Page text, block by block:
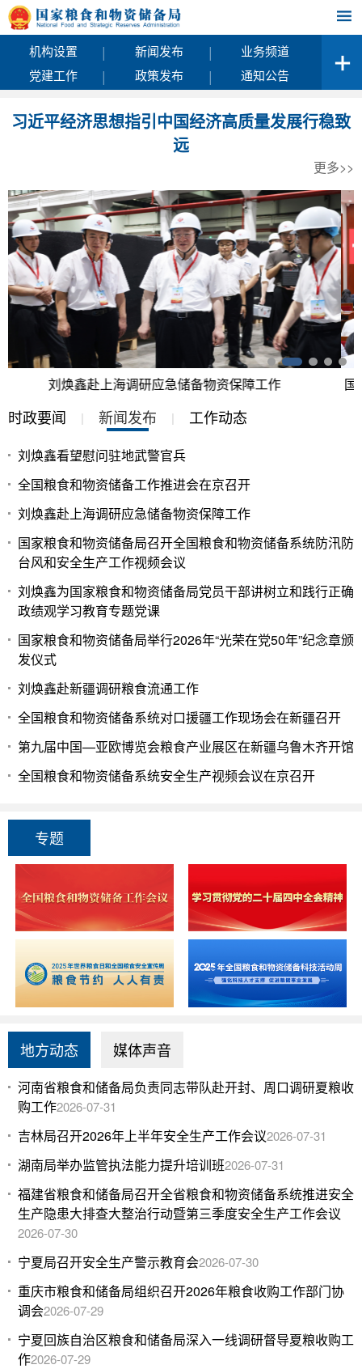
机构设置 | 新闻发布 |
业务频道
党建工作
| 政策发布 | 通知公告
习近平经济思想指引中国经济高质量发展行稳致
远
更多>>
时政要闻 | 新闻发布 | 工作动态
刘焕鑫看望慰问驻地武警官兵
全国粮食和物资储备工作推进会在京召开
刘焕鑫赴上海调研应急储备物资保障工作
国家粮食和物资储备局召开全国粮食和物资储备系统防汛防
台风和安全生产工作视频会议
刘焕鑫为国家粮食和物资储备局党员干部讲树立和践行正确
政绩观学习教育专题党课
国家粮食和物资储备局举行2026年“光荣在党50年”纪念章颁
发仪式
刘焕鑫赴新疆调研粮食流通工作
全国粮食和物资储备系统对口援疆工作现场会在新疆召开
第九届中国—亚欧博览会粮食产业展区在新疆乌鲁木齐开馆
全国粮食和物资储备系统安全生产视频会议在京召开
专题
地方动态 媒体声音
河南省粮食和储备局负责同志带队赴开封、周口调研夏粮收
购工作2026-07-31
吉林局召开2026年上半年安全生产工作会议2026-07-31
湖南局举办监管执法能力提升培训班2026-07-31
福建省粮食和储备局召开全省粮食和物资储备系统推进安全
生产隐患大排查大整治行动暨第三季度安全生产工作会议
2026-07-30
宁夏局召开安全生产警示教育会2026-07-30
重庆市粮食和储备局组织召开2026年粮食收购工作部门协
调会2026-07-29
宁夏回族自治区粮食和储备局深入一线调研督导夏粮收购工
作2026-07-29